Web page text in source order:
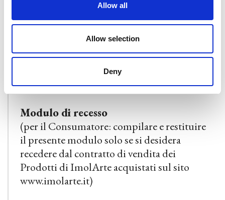
Allow all
Allow selection
Deny
diretti della restituzione dei Prodotti.
Ricordiamo che Lei è responsabile solo
risultante da una manipolazione del bene
diversa da quella necessaria per stabilire la
natura, le caratteristiche ed il
funzionamento dei beni.
Modulo di recesso
(per il Consumatore: compilare e restituire
il presente modulo solo se si desidera
recedere dal contratto di vendita dei
Prodotti di ImolArte acquistati sul sito
www.imolarte.it)